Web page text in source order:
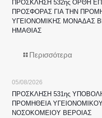
ΠΡΟΣΚΛΗΣΗ 532ης ΟΡΘΗ
ΠΡΟΣΦΟΡΑΣ ΓΙΑ ΤΗΝ
ΥΓΕΙΟΝΟΜΙΚΗΣ ΜΟΝΑΔΑΣ
ΗΜΑΘΙΑΣ
Περισσότερα
05/08/2026
ΠΡΟΣΚΛΗΣΗ 531ης
ΠΡΟΜΗΘΕΙΑ
ΝΟΣΟΚΟΜΕΙΟΥ ΒΕΡΟΙΑΣ